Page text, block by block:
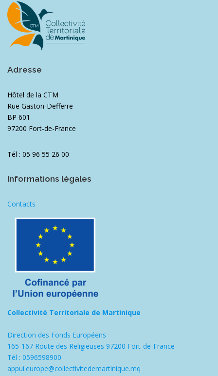
Adresse
Hôtel de la CTM
Rue Gaston-Defferre
BP 601
97200 Fort-de-France
Tél : 05 96 55 26 00
Informations légales
Contacts
Collectivité Territoriale de Martinique
Direction des Fonds Européens
165-167 Route des Religieuses 97200 Fort-de-France
Tél : 0596598900
appui.europe@collectivitedemartinique.mq